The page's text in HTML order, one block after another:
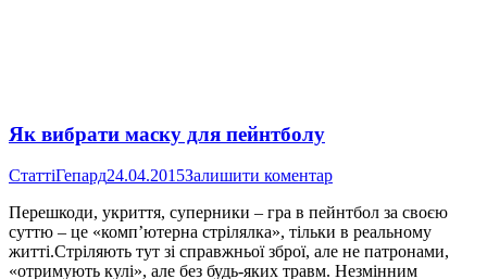
Як вибрати маску для пейнтболу
СтаттіГепард24.04.2015Залишити коментар
Перешкоди, укриття, суперники – гра в пейнтбол за своєю
суттю – це «комп’ютерна стрілялка», тільки в реальному
житті.Стріляють тут зі справжньої зброї, але не патронами,
«отримують кулі», але без будь-яких травм. Незмінним